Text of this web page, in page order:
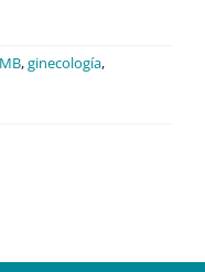
,ginecología,